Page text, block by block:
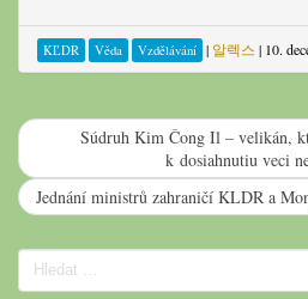
KĽDR Věda Vzdělávání | 알렉스 | 10.
Súdruh Kim Čong Il – velikán,
k dosiahnutiu veci
Jednání ministrů zahraničí KLDR a
Search